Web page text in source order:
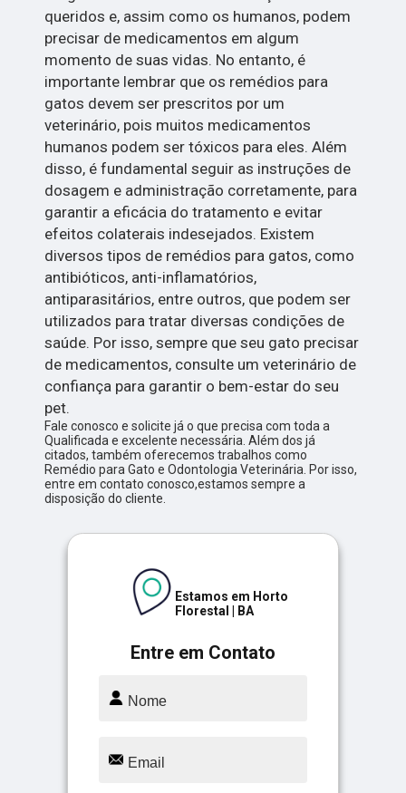
queridos e, assim como os humanos, podem
precisar de medicamentos em algum
momento de suas vidas. No entanto, é
importante lembrar que os remédios para
gatos devem ser prescritos por um
veterinário, pois muitos medicamentos
humanos podem ser tóxicos para eles. Além
disso, é fundamental seguir as instruções de
dosagem e administração corretamente, para
garantir a eficácia do tratamento e evitar
efeitos colaterais indesejados. Existem
diversos tipos de remédios para gatos, como
antibióticos, anti-inflamatórios,
antiparasitários, entre outros, que podem ser
utilizados para tratar diversas condições de
saúde. Por isso, sempre que seu gato precisar
de medicamentos, consulte um veterinário de
confiança para garantir o bem-estar do seu
pet.
Fale conosco e solicite já o que precisa com toda a
Qualificada e excelente necessária. Além dos já
citados, também oferecemos trabalhos como
Remédio para Gato e Odontologia Veterinária. Por isso,
entre em contato conosco,estamos sempre a
disposição do cliente.
Entre em Contato
Estamos em Horto
Florestal | BA